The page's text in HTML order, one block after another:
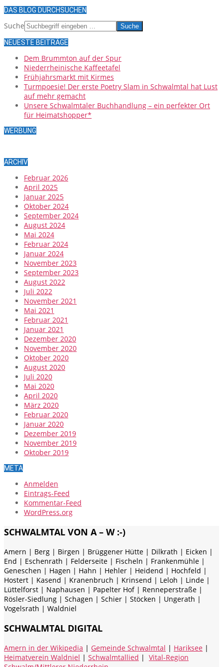
DAS BLOG DURCHSUCHEN
Suche
NEUESTE BEITRÄGE
Dem Brummton auf der Spur
Niederrheinische Kaffeetafel
Frühjahrsmarkt mit Kirmes
Turmpoesie! Der erste Poetry Slam in Schwalmtal hat Lust
auf mehr gemacht
Unsere Schwalmtaler Buchhandlung – ein perfekter Ort
für Heimatshopper*
WERBUNG
ARCHIV
Februar 2026
April 2025
Januar 2025
Oktober 2024
September 2024
August 2024
Mai 2024
Februar 2024
Januar 2024
November 2023
September 2023
August 2022
Juli 2022
November 2021
Mai 2021
Februar 2021
Januar 2021
Dezember 2020
November 2020
Oktober 2020
August 2020
Juli 2020
Mai 2020
April 2020
März 2020
Februar 2020
Januar 2020
Dezember 2019
November 2019
Oktober 2019
META
Anmelden
Eintrags-Feed
Kommentar-Feed
WordPress.org
SCHWALMTAL VON A – W :-)
Amern | Berg | Birgen | Brüggener Hütte | Dilkrath | Eicken |
End | Eschenrath | Felderseite | Fischeln | Frankenmühle |
Geneschen | Hagen | Hahn | Hehler | Heidend | Hochfeld |
Hostert | Kasend | Kranenbruch | Krinsend | Leloh | Linde |
Lüttelforst | Naphausen | Papelter Hof | Renneperstraße |
Rösler-Siedlung | Schagen | Schier | Stöcken | Ungerath |
Vogelsrath | Waldniel
SCHWALMTAL DIGITAL
Amern in der Wikipedia | Gemeinde Schwalmtal | Hariksee |
Heimatverein Waldniel | Schwalmtallied | Vital-Region